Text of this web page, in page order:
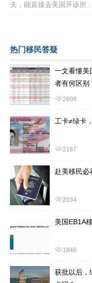
夫，能直接去美国开诊所、看病人吗？”
热门移民答疑
一文看懂美
者有何区别
2608
工卡≠绿卡
2167
赴美移民必
2034
美国EB1A
1846
获批以后，